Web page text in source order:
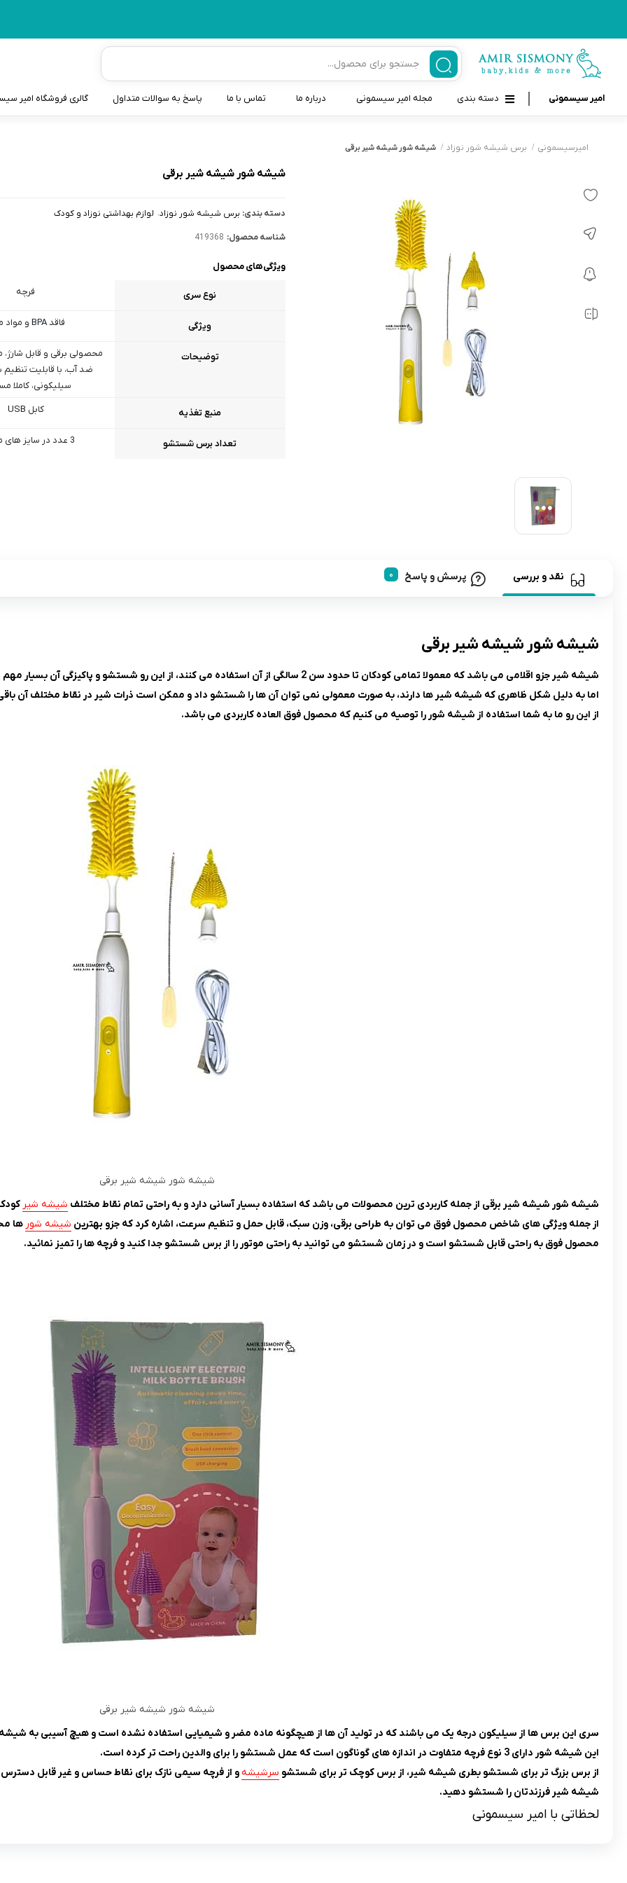
امیر سیسمونی دسته بندی
قاب و بندپستانک
سرنگ داروخوری نوزاد
شانه برس کودک
پواربینی
تب سنج نوزاد و کودک
رابط و پد سینه
دستگاه بخور سرد کودک
لوازم حمام نوزاد
لوازم اتاق نوزاد و کودک
اسباب بازی دخترانه و پسرانه
مجله امیر سیسمونی درباره ما تماس با ما پاسخ به سوالات متداول گالری فروشگاه امیر
امیرسیسمونی برس شیشه شور نوزاد شیشه شور شیشه شیر برقی
شیشه شور شیشه شیر برقی
دسته بندی: برس شیشه شور نوزاد لوازم بهداشتی نوزاد و کودک
شناسه محصول: 419368
ویژگی‌های محصول
نوع سری فرچه
ویژگی فاقد BPA و مواد مضر
توضیحات
محصولی برقی و قابل شارژ،
ضد آب، با قابلیت
سیلیکونی، کاملا
منبع تغذیه کابل USB
تعداد برس شستشو 3 عدد در سایز های مختلف
نقد و بررسی پرسش و پاسخ
شیشه شور شیشه شیر برقی
شیشه شیر جزو اقلامی می باشد که معمولا تمامی کودکان تا حدود سن 2 سالگی از آن استفاده می کنند، از این رو شستشو و پاکیزگی آن بسیار مهم است.
اما به دلیل شکل ظاهری که شیشه شیر ها دارند، به صورت معمولی نمی توان آن ها را شستشو داد و ممکن است ذرات شیر در نقاط مختلف آن
از این رو ما به شما استفاده از شیشه شور را توصیه می کنیم که محصول فوق العاده کاربردی می باشد.
شیشه شور شیشه شیر برقی
شیشه شور شیشه شیر برقی از جمله کاربردی ترین محصولات می باشد که استفاده بسیار آسانی دارد و به راحتی تمام نقاط مختلف شیشه شیر
از جمله ویژگی های شاخص محصول فوق می توان به طراحی برقی، وزن سبک، قابل حمل و تنظیم سرعت، اشاره کرد که جزو بهترین شیشه شور ها
محصول فوق به راحتی قابل شستشو است و در زمان شستشو می توانید به راحتی موتور را از برس شستشو جدا کنید و فرچه ها را تمیز نمائید.
شیشه شور شیشه شیر برقی
سری این برس ها از سیلیکون درجه یک می باشند که در تولید آن ها از هیچگونه ماده مضر و شیمیایی استفاده نشده است و هیچ آسیبی به
این شیشه شور دارای 3 نوع فرچه متفاوت در اندازه های گوناگون است که عمل شستشو را برای والدین راحت تر کرده است.
از برس بزرگ تر برای شستشو بطری شیشه شیر، از برس کوچک تر برای شستشو سرشیشهو از فرچه سیمی نازک برای نقاط حساس و غیر قابل دسترس
شیشه شیر فرزندتان را شستشو دهید.
لحظاتی با امیر سیسمونی